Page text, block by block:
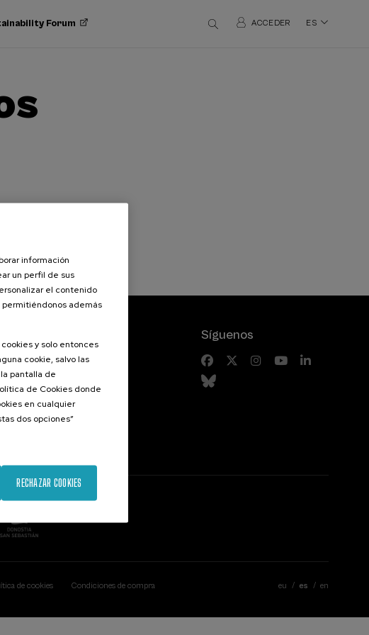
Forum ACCEDER ES
anteriores
Síguenos
de cookies Condiciones de compra eu es en
información
un perfil de sus
el contenido
además
y solo entonces
cookie, salvo las
pantalla de
de Cookies donde
en cualquier
dos opciones”
RECHAZAR COOKIES